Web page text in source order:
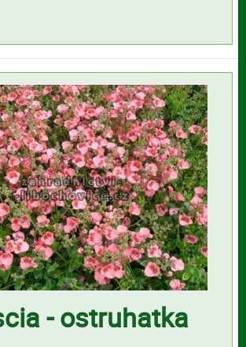
- ostruhatka